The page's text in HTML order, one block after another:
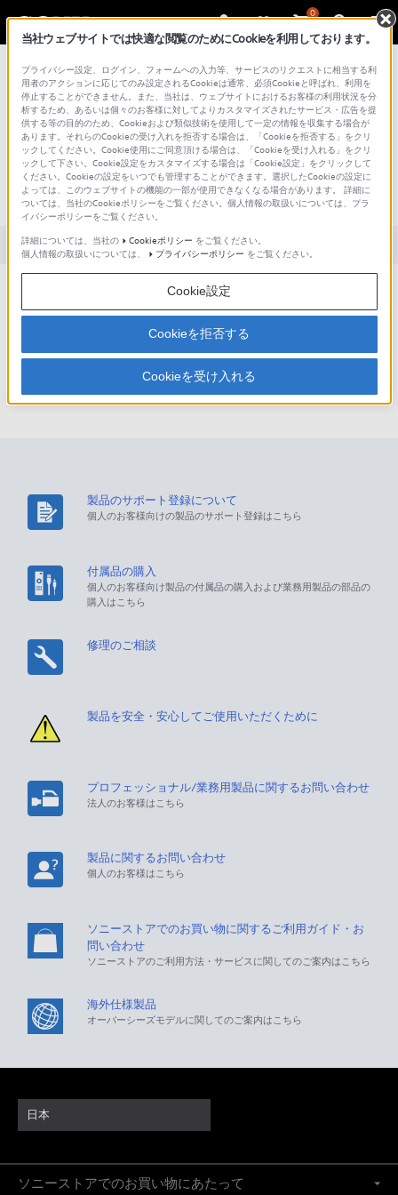
0
総合サポート・お問い合わせ 50BNR1DCPP6
文書番号 : S1110278025426 / 最終更新日 : 2025/03/11
ソニーのAccuCORE（アキュコア）技術
とは何ですか？
対象製品カテゴリー・製品
AccuCORE(アキュコア)とは、ソニー・ディスクメディア・テクノロジーの総称で、
その高い技術力と信頼性を表す
シンボルです。ブルーレイディスクは大容量となるため、更なる技術力と信頼性が不
製品のサポート登録について
個人のお客様向けの製品のサポート登録はこちら
付属品の購入
個人のお客様向け製品の付属品の購入および業務用製品の部品の
購入はこちら
修理のご相談
製品を安全・安心してご使用いただくために
プロフェッショナル/業務用製品に関するお問い合わせ
法人のお客様はこちら
製品に関するお問い合わせ
個人のお客様はこちら
ソニーストアでのお買い物に関するご利用ガイド・お
問い合わせ
ソニーストアのご利用方法・サービスに関してのご案内はこちら
海外仕様製品
オーバーシーズモデルに関してのご案内はこちら
日本
ソニーストアでのお買い物にあたって
当社ウェブサイトでは快適な閲覧のためにCookieを利用しております。
プライバシー設定、ログイン、フォームへの入力等、サービスのリクエストに相当する利
用者のアクションに応じてのみ設定されるCookieは通常、必須Cookieと呼ばれ、利用を
停止することができません。また、当社は、ウェブサイトにおけるお客様の利用状況を分
析するため、あるいは個々のお客様に対してよりカスタマイズされたサービス・広告を提
供する等の目的のため、Cookieおよび類似技術を使用して一定の情報を収集する場合が
あります。それらのCookieの受け入れを拒否する場合は、「Cookieを拒否する」をクリ
ックしてください。Cookie使用にご同意頂ける場合は、「Cookieを受け入れる」をクリ
ックして下さい。Cookie設定をカスタマイズする場合は「Cookie設定」をクリックして
ください。Cookieの設定をいつでも管理することができます。選択したCookieの設定に
よっては、このウェブサイトの機能の一部が使用できなくなる場合があります。 詳細に
ついては、当社のCookieポリシーをご覧ください。個人情報の取扱いについては、プラ
イバシーポリシーをご覧ください。
詳細については、当社の
Cookieポリシー をご覧ください。
個人情報の取扱いについては、
プライバシーポリシー をご覧ください。
Cookie設定
Cookieを拒否する
Cookieを受け入れる